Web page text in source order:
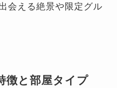
会える絶景や限定グル
徴と部屋タイプ